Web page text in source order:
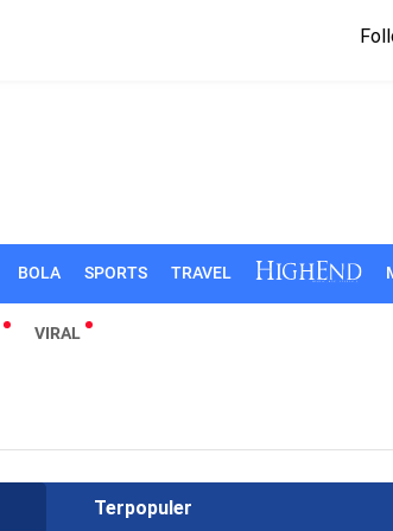
BOLA SPORTS TRAVEL
VIRAL
Terpopuler